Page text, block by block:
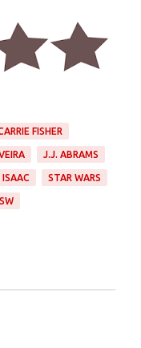
FISHER
J.J. ABRAMS
ISAAC STAR WARS
SW